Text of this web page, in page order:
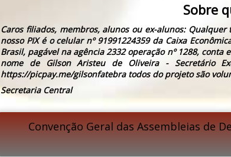
Sobre
Caros filiados, membros, alunos ou ex-alunos:
nosso PIX é o celular nº 91991224359 da Caixa
Brasil, pagável na agência 2332 operação nº 1288, conta
nome de Gilson Aristeu de Oliveira - Secretário
https://picpay.me/gilsonfatebra todos do projeto são
Secretaria Central
Convenção Geral das Assembleias de